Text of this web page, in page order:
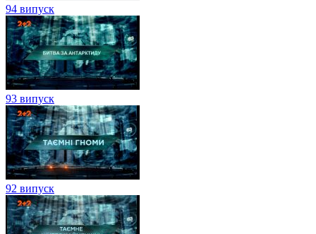
94 випуск
93 випуск
92 випуск